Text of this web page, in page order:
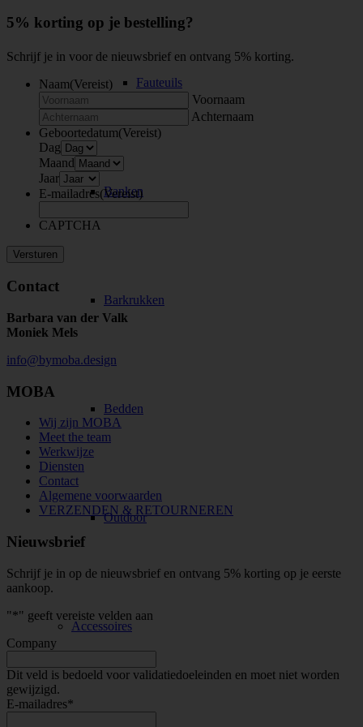
Fauteuils
Banken
Barkrukken
Bedden
Outdoor
Accessoires
5% korting op je bestelling?
Schrijf je in voor de nieuwsbrief en ontvang 5% korting.
Naam(Vereist)
Voornaam
Achternaam
Geboortedatum(Vereist)
Dag
Maand
Jaar
E-mailadres(Vereist)
CAPTCHA
Contact
Barbara van der Valk
Moniek Mels
info@bymoba.design
MOBA
Wij zijn MOBA
Meet the team
Werkwijze
Diensten
Contact
Algemene voorwaarden
VERZENDEN & RETOURNEREN
Nieuwsbrief
Schrijf je in op de nieuwsbrief en ontvang 5% korting op je eerste
aankoop.
"*" geeft vereiste velden aan
Company
Dit veld is bedoeld voor validatiedoeleinden en moet niet worden
gewijzigd.
E-mailadres*